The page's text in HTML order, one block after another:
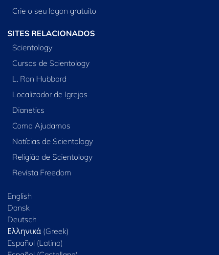
Crie o seu logon gratuito
SITES RELACIONADOS
Scientology
Cursos de Scientology
L. Ron Hubbard
Localizador de Igrejas
Dianetics
Como Ajudamos
Notícias de Scientology
Religião de Scientology
Revista Freedom
English
Dansk
Deutsch
Ελληνικά (Greek)
Español (Latino)